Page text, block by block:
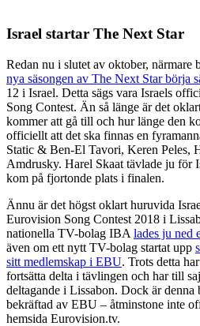
Israel startar The Next Star
Redan nu i slutet av oktober, närmare
nya säsongen av The Next Star börja
12 i Israel. Detta sägs vara Israels
Song Contest. Än så länge är det
kommer att gå till och hur länge den
officiellt att det ska finnas en
Static & Ben-El Tavori, Keren Peles,
Amdrusky. Harel Skaat tävlade ju för
kom på fjortonde plats i finalen.
Ännu är det högst oklart huruvida
Eurovision Song Contest 2018 i
nationella TV-bolag IBA lades ju ned
även om ett nytt TV-bolag startat upp
sitt medlemskap i EBU. Trots detta
fortsätta delta i tävlingen och har till
deltagande i Lissabon. Dock är denna
bekräftad av EBU – åtminstone inte
hemsida Eurovision.tv.